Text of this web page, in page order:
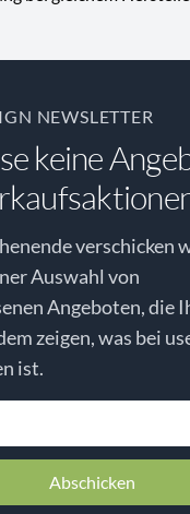
NEWSLETTER
keine
verschicken
Auswahl von
Angeboten, die
zeigen, was bei
ist.
Abschicken